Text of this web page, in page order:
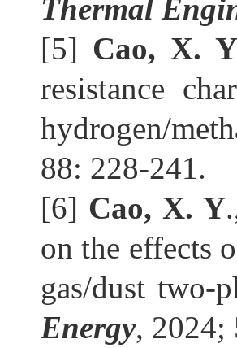
Thermal
[5] Cao, X. Y
resistance
hydrogen/
88: 228-241.
[6] Cao, X. Y
on the effects
gas/dust two-
Energy, 2024;